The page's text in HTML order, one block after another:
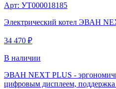
Арт: УТ000018185
Электрический котел ЭВАН
34 470 ₽
В наличии
ЭВАН NEXT PLUS -
цифровым дисплеем,